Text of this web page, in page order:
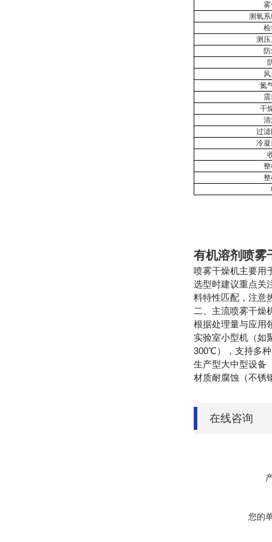
雾
测氧
检
测
氮
干
清
过
冷
整
整
有机溶剂喷雾
喷雾干燥机主要用
选型时建议重点关
料特性匹配，注意
二、主流喷雾干燥
根据处理量与应用
实验室小型机（如
300℃），支持多
生产型大中型设备
材质耐腐蚀（不锈
在线咨询
您的